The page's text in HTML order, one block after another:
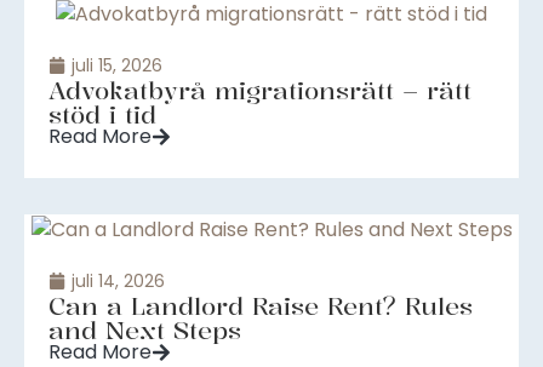
juli 15, 2026
Advokatbyrå migrationsrätt – rätt
stöd i tid
Read More
juli 14, 2026
Can a Landlord Raise Rent? Rules
and Next Steps
Read More